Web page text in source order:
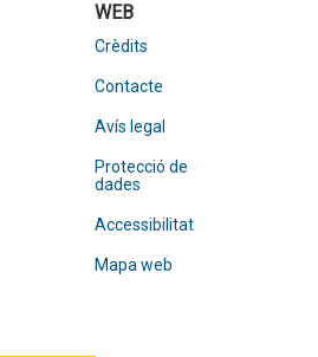
WEB
Crèdits
Contacte
Avís legal
Protecció de
dades
Accessibilitat
Mapa web